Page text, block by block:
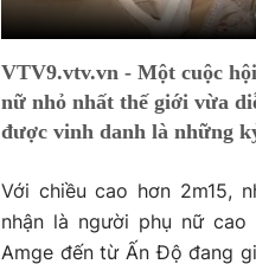
VTV9.vtv.vn - Một cuộc
nữ nhỏ nhất thế giới vừa
được vinh danh là những
Với chiều cao hơn 2m15,
nhận là người phụ nữ
Amge đến từ Ấn Độ đang